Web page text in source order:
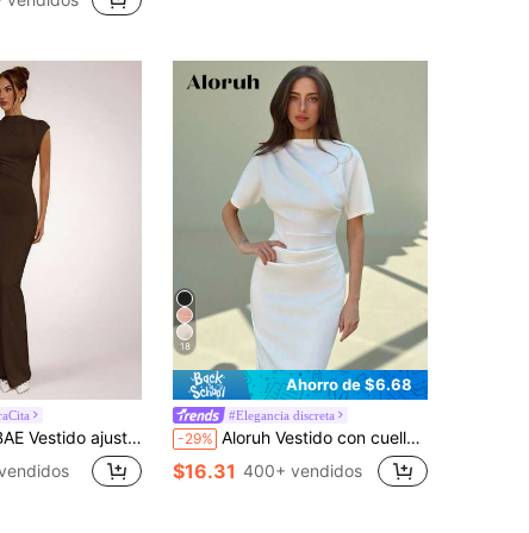
en color albaricoque, vestido largo elegante y minimalista básico, para primavera/verano
18
Ahorro de $6.68
#Elegancia discreta
-29% Aloruh Vestido con cuello asimétrico y espalda dividida
$16.31 400+ vendidos